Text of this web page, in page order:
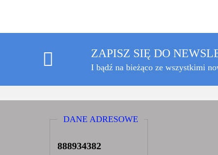
ZAPISZ SIĘ DO
I bądź na bieżąco ze wszystkimi
DANE ADRESOWE
888934382